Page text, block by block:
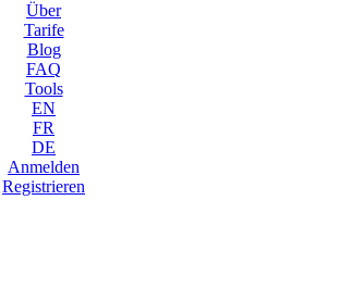
Über
Tarife
Blog
FAQ
Tools
EN
FR
DE
Anmelden
Registrieren